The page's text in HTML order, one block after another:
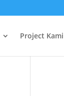
Project Kami